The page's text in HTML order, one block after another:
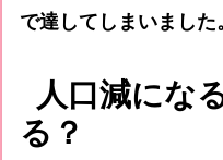
で達してしまいました
人口減にな
る？